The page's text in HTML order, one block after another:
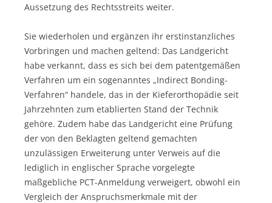
Aussetzung des Rechtsstreits weiter.
Sie wiederholen und ergänzen ihr erstinstanzliches
Vorbringen und machen geltend: Das Landgericht
habe verkannt, dass es sich bei dem patentgemäßen
Verfahren um ein sogenanntes „Indirect Bonding-
Verfahren“ handele, das in der Kieferorthopädie seit
Jahrzehnten zum etablierten Stand der Technik
gehöre. Zudem habe das Landgericht eine Prüfung
der von den Beklagten geltend gemachten
unzulässigen Erweiterung unter Verweis auf die
lediglich in englischer Sprache vorgelegte
maßgebliche PCT-Anmeldung verweigert, obwohl ein
Vergleich der Anspruchsmerkmale mit der